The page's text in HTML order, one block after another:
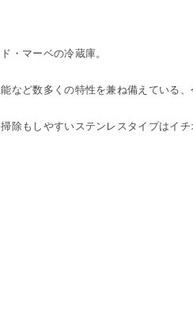
・マーベの冷蔵庫。
など数多くの特性を兼ね備えている
除もしやすいステンレスタイプはイチ